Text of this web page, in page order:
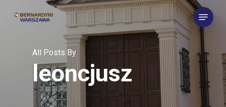
Menu
All Posts By
leoncjusz